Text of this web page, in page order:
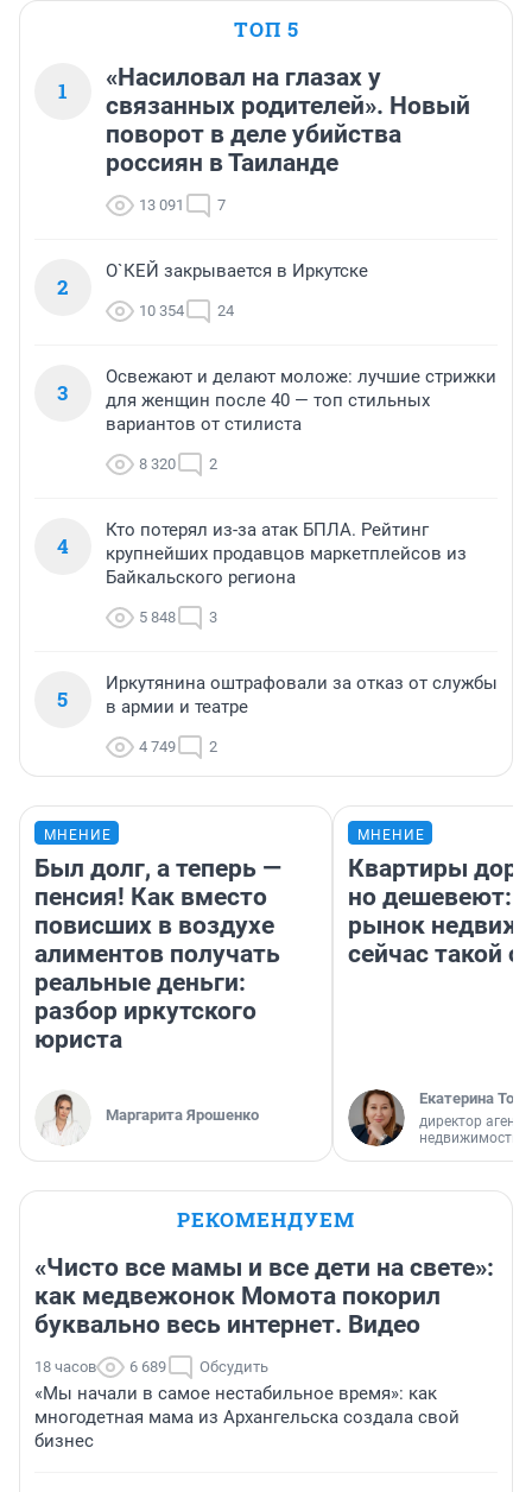
ТОП 5
1
«Насиловал на глазах у
связанных родителей». Новый
поворот в деле убийства
россиян в Таиланде
13 091 7
2
О`КЕЙ закрывается в Иркутске
10 354 24
3
Освежают и делают моложе: лучшие стрижки
для женщин после 40 — топ стильных
вариантов от стилиста
8 320 2
4
Кто потерял из-за атак БПЛА. Рейтинг
крупнейших продавцов маркетплейсов из
Байкальского региона
5 848 3
5
Иркутянина оштрафовали за отказ от службы
в армии и театре
4 749 2
МНЕНИЕ
Был долг, а теперь —
пенсия! Как вместо
повисших в воздухе
алиментов получать
реальные деньги:
разбор иркутского
юриста
Маргарита Ярошенко
МНЕНИЕ
Квартиры
но дешевеют:
рынок
сейчас такой
Екатерина
директор
недвижимости
РЕКОМЕНДУЕМ
«Чисто все мамы и все дети на свете»:
как медвежонок Момота покорил
буквально весь интернет. Видео
18 часов 6 689 Обсудить
«Мы начали в самое нестабильное время»: как
многодетная мама из Архангельска создала свой
бизнес